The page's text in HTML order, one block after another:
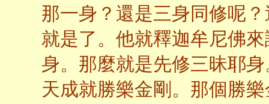
那一身？還是三身同修呢
就是了。他就釋迦牟尼佛
身。那麼就是先修三昧耶
天成就勝樂金剛。那個勝